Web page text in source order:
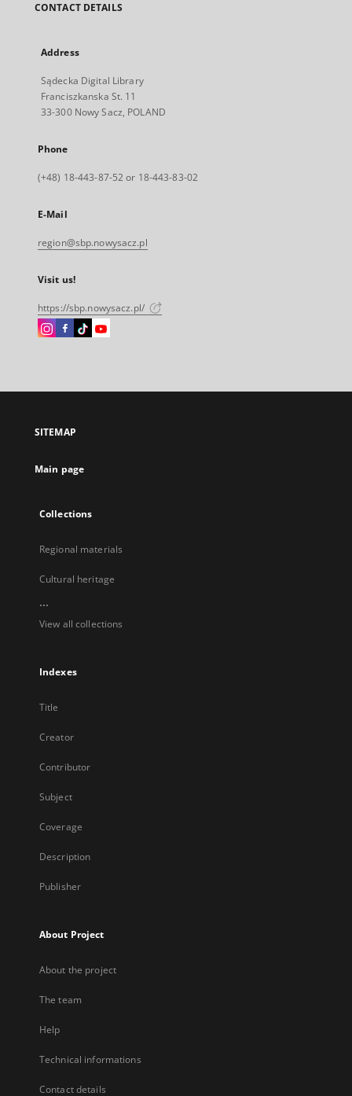
CONTACT DETAILS
Address
Sądecka Digital Library
Franciszkanska St. 11
33-300 Nowy Sacz, POLAND
Phone
(+48) 18-443-87-52 or 18-443-83-02
E-Mail
region@sbp.nowysacz.pl
Visit us!
https://sbp.nowysacz.pl/
Instagram
open
new
Facebook
open
new
Instagram
open
new
Instagram
open
SITEMAP
Main page
Collections
Regional materials
Cultural heritage
...
View all collections
Indexes
Title
Creator
Contributor
Subject
Coverage
Description
Publisher
About Project
About the project
The team
Help
Technical informations
Contact details